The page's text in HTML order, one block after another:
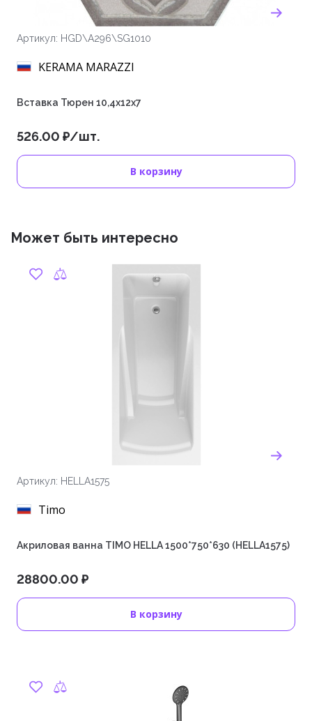
Артикул: HGD\A296\SG1010
KERAMA MARAZZI
Вставка Тюрен 10,4х12х7
526.00 ₽/шт.
В корзину
Может быть интересно
Артикул: HELLA1575
Timo
Акриловая ванна TIMO HELLA 1500*750*630 (HELLA1575)
28800.00 ₽
В корзину